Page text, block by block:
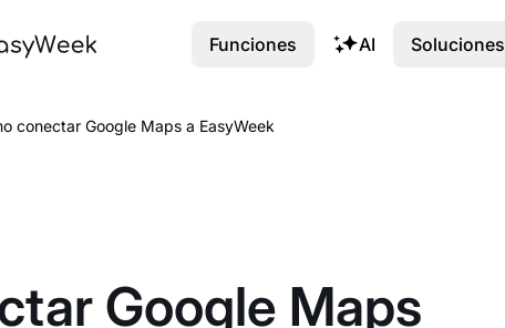
conectar Google Maps a EasyWeek
Google Maps
Funciones AI Soluciones